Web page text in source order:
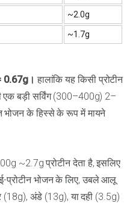
~2.0g
~1.7g
0.67g। हालांकि यह किसी प्रोटीन
बड़ी सर्विंग (300–400g) 2–
भोजन के हिस्से के रूप में मायने
~2.7g प्रोटीन देता है, इसलिए
भोजन के लिए, उबले आलू
(18g), अंडे (13g), या दही (3.5g)